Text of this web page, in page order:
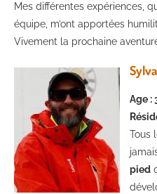
Mes différentes expériences,
équipe, m’ont apportées
Vivement la prochaine
Age :
Tous
pied